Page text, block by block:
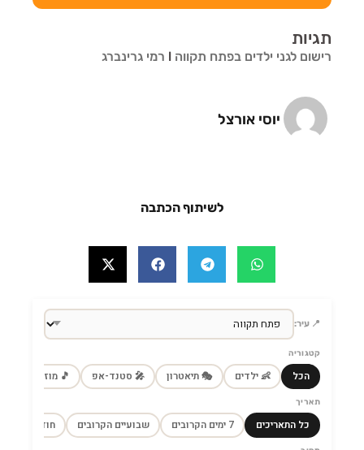
תגיות
רישום לגני ילדים בפתח תקווה רמי גרינברג
יוסי אורצל
לשיתוף הכתבה
📍 עיר:
קטגוריה
הכל 👶 ילדים 🎭 תיאטרון 🎤 סטנד-אפ 🎵 מוזיקה
תאריך
כל התאריכים 7 ימים הקרובים שבועיים הקרובים חודש הקרוב